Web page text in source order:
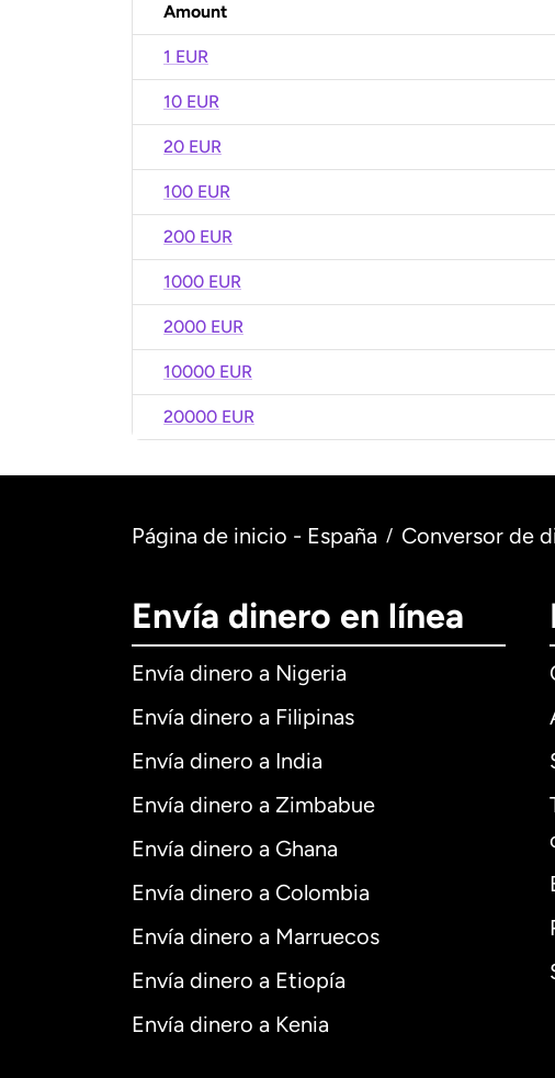
Amount
1 EUR
10 EUR
20 EUR
100 EUR
200 EUR
1000 EUR
2000 EUR
10000 EUR
20000 EUR
Página de inicio - España / Conversor de
Envía dinero en línea
Envía dinero a Nigeria
Envía dinero a Filipinas
Envía dinero a India
Envía dinero a Zimbabue
Envía dinero a Ghana
Envía dinero a Colombia
Envía dinero a Marruecos
Envía dinero a Etiopía
Envía dinero a Kenia